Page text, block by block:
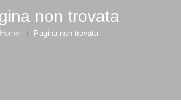
non trovata
Home Pagina non trovata